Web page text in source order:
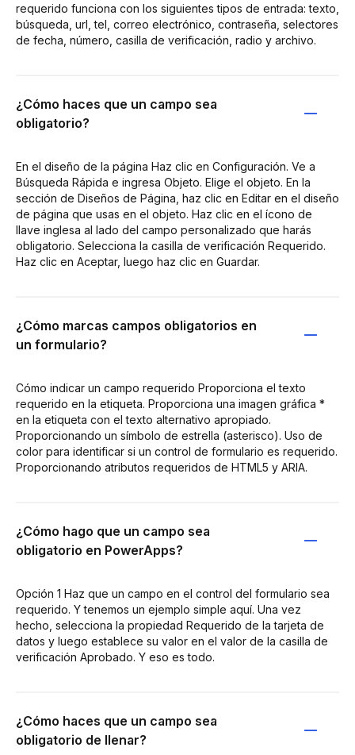
requerido funciona con los siguientes tipos de entrada: texto,
búsqueda, url, tel, correo electrónico, contraseña, selectores
de fecha, número, casilla de verificación, radio y archivo.
¿Cómo haces que un campo sea
obligatorio?
En el diseño de la página Haz clic en Configuración. Ve a
Búsqueda Rápida e ingresa Objeto. Elige el objeto. En la
sección de Diseños de Página, haz clic en Editar en el diseño
de página que usas en el objeto. Haz clic en el ícono de
llave inglesa al lado del campo personalizado que harás
obligatorio. Selecciona la casilla de verificación Requerido.
Haz clic en Aceptar, luego haz clic en Guardar.
¿Cómo marcas campos obligatorios en
un formulario?
Cómo indicar un campo requerido Proporciona el texto
requerido en la etiqueta. Proporciona una imagen gráfica *
en la etiqueta con el texto alternativo apropiado.
Proporcionando un símbolo de estrella (asterisco). Uso de
color para identificar si un control de formulario es requerido.
Proporcionando atributos requeridos de HTML5 y ARIA.
¿Cómo hago que un campo sea
obligatorio en PowerApps?
Opción 1 Haz que un campo en el control del formulario sea
requerido. Y tenemos un ejemplo simple aquí. Una vez
hecho, selecciona la propiedad Requerido de la tarjeta de
datos y luego establece su valor en el valor de la casilla de
verificación Aprobado. Y eso es todo.
¿Cómo haces que un campo sea
obligatorio de llenar?